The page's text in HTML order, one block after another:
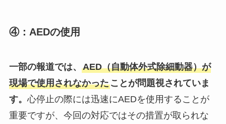
④：AEDの使用
一部の報道では、 AED（自動体外式除細動器）が
現場で使用されなかったことが問題視されていま
す。心停止の際には迅速にAEDを使用することが
重要ですが、今回の対応ではその措置が取られな